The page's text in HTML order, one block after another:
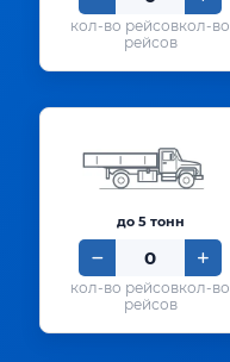
кол-во
рейсов
до 5 тонн
кол-во
рейсов